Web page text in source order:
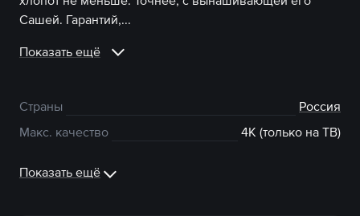
Сашей. Гарантий,...
Показать ещё
Страны
Россия
Макс. качество
4К (только на ТВ)
Показать ещё